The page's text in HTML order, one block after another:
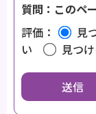
質問：このペ
評価：
見
い
見つ